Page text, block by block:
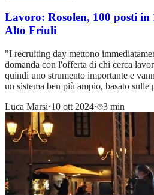
Lavoro: Rosolen, 100 posti in
Alto Friuli
"I recruiting day mettono
domanda con l'offerta di chi cerca
quindi uno strumento importante e
un sistema ben più ampio, basato sulle
Luca Marsi·10 ott 2024· 3 min